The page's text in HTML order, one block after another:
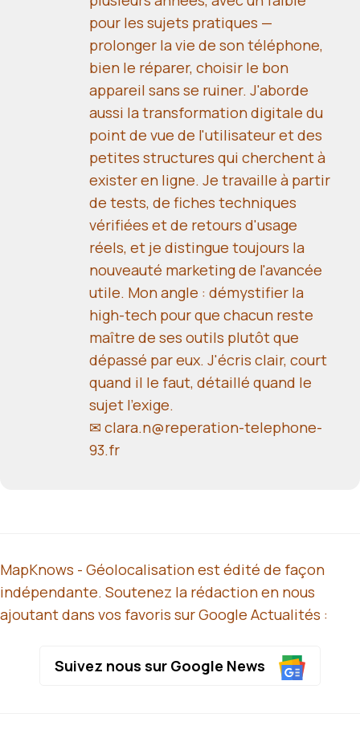
pour les sujets pratiques —
prolonger la vie de son téléphone,
bien le réparer, choisir le bon
appareil sans se ruiner. J'aborde
aussi la transformation digitale du
point de vue de l'utilisateur et des
petites structures qui cherchent à
exister en ligne. Je travaille à partir
de tests, de fiches techniques
vérifiées et de retours d'usage
réels, et je distingue toujours la
nouveauté marketing de l'avancée
utile. Mon angle : démystifier la
high-tech pour que chacun reste
maître de ses outils plutôt que
dépassé par eux. J'écris clair, court
quand il le faut, détaillé quand le
sujet l'exige.
✉ clara.n@reperation-telephone-
93.fr
MapKnows - Géolocalisation est édité de façon
indépendante. Soutenez la rédaction en nous
ajoutant dans vos favoris sur Google Actualités :
Suivez nous sur Google News